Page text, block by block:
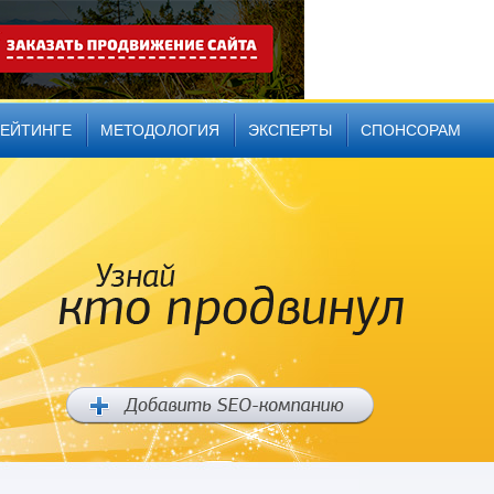
МЕТОДОЛОГИЯ ЭКСПЕРТЫ СПОНСОРАМ